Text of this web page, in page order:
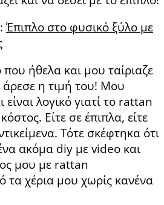
Έπιπλο στο φυσικό ξύλο με
ήθελα και μου ταίριαζε
η τιμή του! Μου
λογικό γιατί το rattan
Είτε σε έπιπλα, είτε
Τότε σκέφτηκα ότι
ακόμα diy με video και
μου με rattan
τα χέρια μου χωρίς κανένα